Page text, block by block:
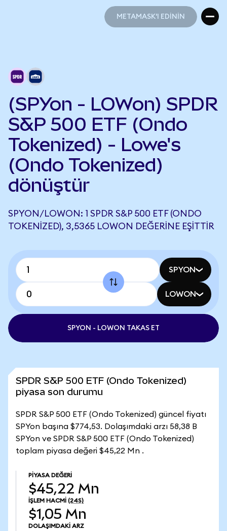
METAMASK'I EDİNİN
(SPYon - LOWon) SPDR
S&P 500 ETF (Ondo
Tokenized) - Lowe's
(Ondo Tokenized)
dönüştür
SPYON/LOWON: 1 SPDR S&P 500 ETF (ONDO
TOKENIZED), 3,5365 LOWON DEĞERINE EŞITTIR
SPYON
LOWON
SPYON - LOWON TAKAS ET
SPDR S&P 500 ETF (Ondo Tokenized)
piyasa son durumu
SPDR S&P 500 ETF (Ondo Tokenized) güncel fiyatı
SPYon başına $774,53. Dolaşımdaki arzı 58,38 B
SPYon ve SPDR S&P 500 ETF (Ondo Tokenized)
toplam piyasa değeri $45,22 Mn .
PIYASA DEĞERI
$45,22 Mn
İŞLEM HACMI (24S)
$1,05 Mn
DOLAŞIMDAKI ARZ